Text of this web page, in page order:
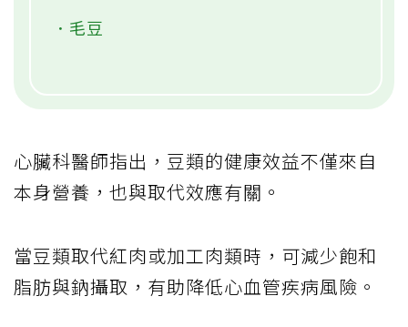
．毛豆
心臟科醫師指出，豆類的健康效益不僅來自
本身營養，也與取代效應有關。
當豆類取代紅肉或加工肉類時，可減少飽和
脂肪與鈉攝取，有助降低心血管疾病風險。